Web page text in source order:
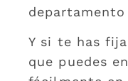
Y si te has
que puedes